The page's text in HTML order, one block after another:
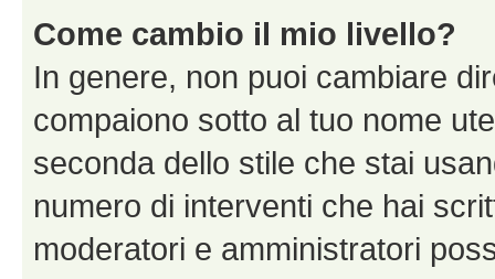
Come cambio il mio livello?
In genere, non puoi cambiare
compaiono sotto al tuo nome
seconda dello stile che stai
numero di interventi che hai
moderatori e amministratori